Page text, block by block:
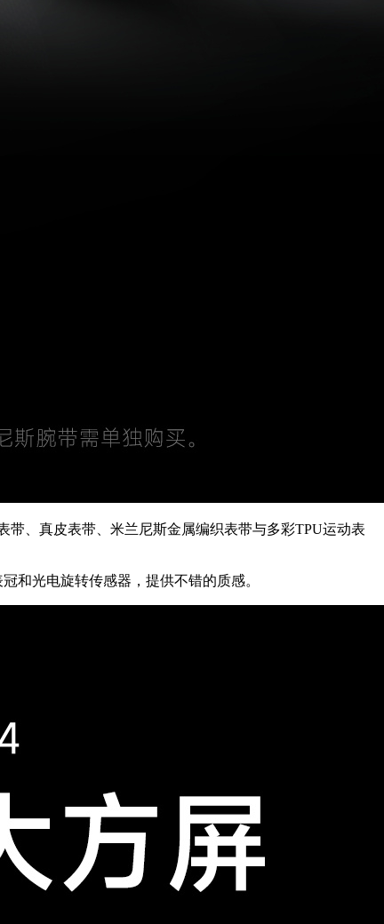
带、真皮表带、米兰尼斯金属编织表带与多彩TPU运动表
和光电旋转传感器，提供不错的质感。